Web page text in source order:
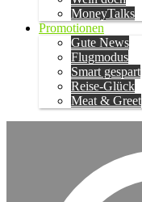
MoneyTalks
Promotionen
Gute News
Flugmodus
Smart gespart
Reise-Glück
Meat & Greet